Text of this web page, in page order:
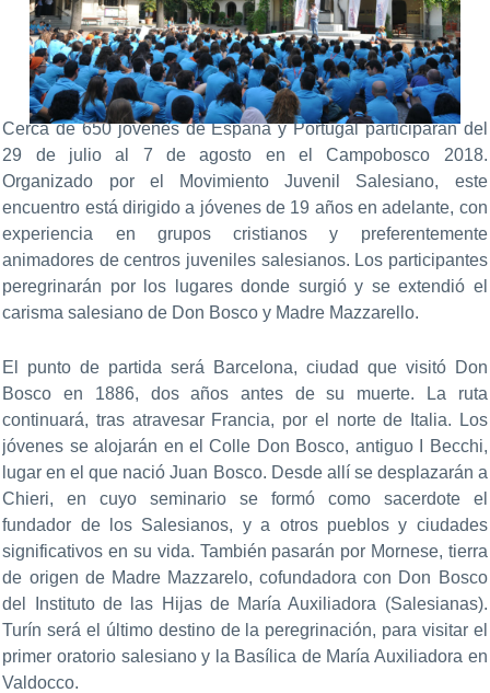
Cerca de 650 jóvenes de España y Portugal participarán del
29 de julio al 7 de agosto en el Campobosco 2018.
Organizado por el Movimiento Juvenil Salesiano, este
encuentro está dirigido a jóvenes de 19 años en adelante, con
experiencia en grupos cristianos y preferentemente
animadores de centros juveniles salesianos. Los participantes
peregrinarán por los lugares donde surgió y se extendió el
carisma salesiano de Don Bosco y Madre Mazzarello.
El punto de partida será Barcelona, ciudad que visitó Don
Bosco en 1886, dos años antes de su muerte. La ruta
continuará, tras atravesar Francia, por el norte de Italia. Los
jóvenes se alojarán en el Colle Don Bosco, antiguo I Becchi,
lugar en el que nació Juan Bosco. Desde allí se desplazarán a
Chieri, en cuyo seminario se formó como sacerdote el
fundador de los Salesianos, y a otros pueblos y ciudades
significativos en su vida. También pasarán por Mornese, tierra
de origen de Madre Mazzarelo, cofundadora con Don Bosco
del Instituto de las Hijas de María Auxiliadora (Salesianas).
Turín será el último destino de la peregrinación, para visitar el
primer oratorio salesiano y la Basílica de María Auxiliadora en
Valdocco.